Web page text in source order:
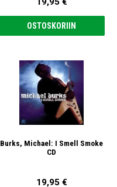
OSTOSKORIIN
Burks, Michael: I Smell Smoke
CD
19,95 €